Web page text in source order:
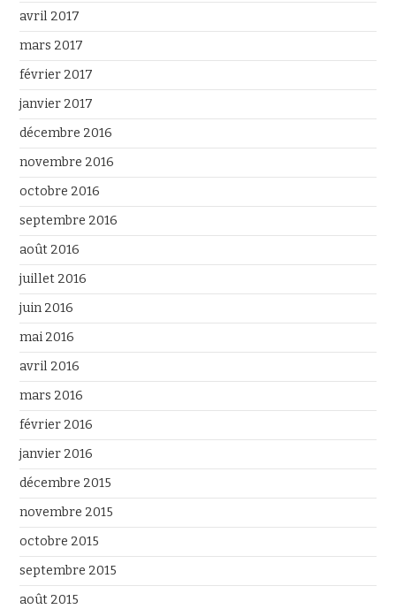
avril 2017
mars 2017
février 2017
janvier 2017
décembre 2016
novembre 2016
octobre 2016
septembre 2016
août 2016
juillet 2016
juin 2016
mai 2016
avril 2016
mars 2016
février 2016
janvier 2016
décembre 2015
novembre 2015
octobre 2015
septembre 2015
août 2015